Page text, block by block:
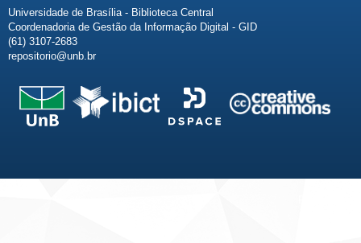
Universidade de Brasília - Biblioteca Central
Coordenadoria de Gestão da Informação Digital - GID
(61) 3107-2683
repositorio@unb.br